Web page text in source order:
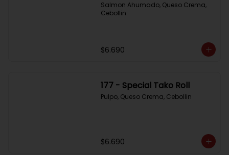
Salmon Ahumado, Queso Crema,
Cebollin
$6.690
177 - Special Tako Roll
Pulpo, Queso Crema, Cebollin
$6.690